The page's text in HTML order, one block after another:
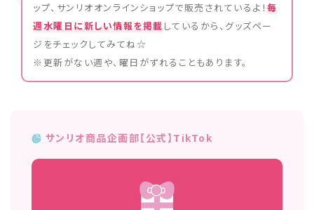
ップ、サンリオオンラインショップで販売されているよ！毎
週水曜日に新しい情報を掲載 しているから、グッズペー
ジをチェックしてみてね☆
※更新がない週や、曜日がずれることもあります。
サンリオ商品企画部【公式】TikTok